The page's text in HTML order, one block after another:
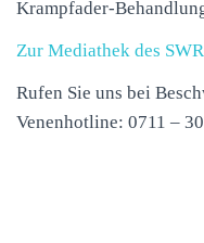
Krampfader-
Zur Mediathek des SWR
Rufen Sie uns bei
Venenhotline: 0711 –